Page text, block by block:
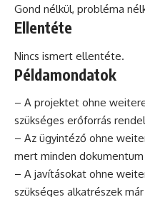
Gond nélkül, probléma
Ellentéte
Nincs ismert ellentéte.
Példamondatok
– A projektet ohne
szükséges erőforrás
– Az ügyintéző ohne
mert minden dokumentum
– A javításokat ohne
szükséges alkatrészek